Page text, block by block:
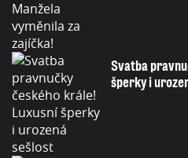
Svatba
šperky i